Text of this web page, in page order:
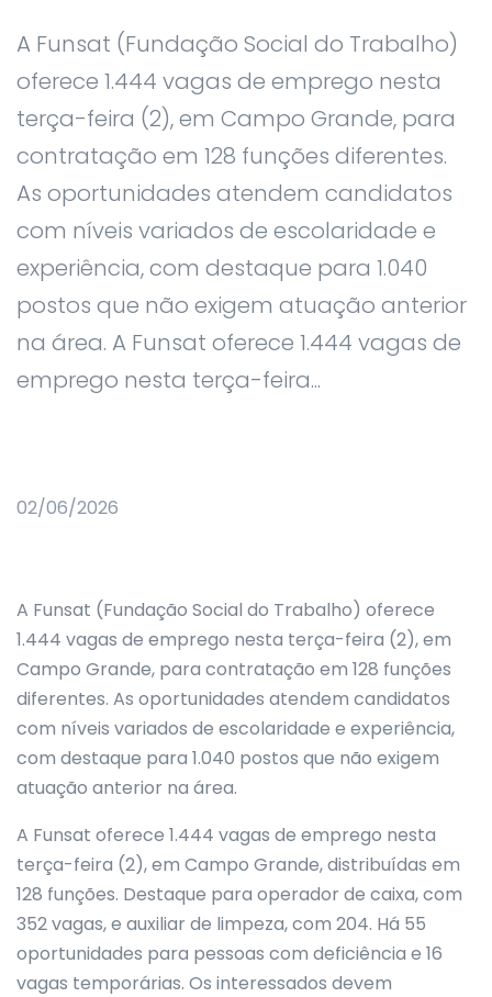
A Funsat (Fundação Social do Trabalho)
oferece 1.444 vagas de emprego nesta
terça-feira (2), em Campo Grande, para
contratação em 128 funções diferentes.
As oportunidades atendem candidatos
com níveis variados de escolaridade e
experiência, com destaque para 1.040
postos que não exigem atuação anterior
na área. A Funsat oferece 1.444 vagas de
emprego nesta terça-feira...
02/06/2026
A Funsat (Fundação Social do Trabalho) oferece
1.444 vagas de emprego nesta terça-feira (2), em
Campo Grande, para contratação em 128 funções
diferentes. As oportunidades atendem candidatos
com níveis variados de escolaridade e experiência,
com destaque para 1.040 postos que não exigem
atuação anterior na área.
A Funsat oferece 1.444 vagas de emprego nesta
terça-feira (2), em Campo Grande, distribuídas em
128 funções. Destaque para operador de caixa, com
352 vagas, e auxiliar de limpeza, com 204. Há 55
oportunidades para pessoas com deficiência e 16
vagas temporárias. Os interessados devem